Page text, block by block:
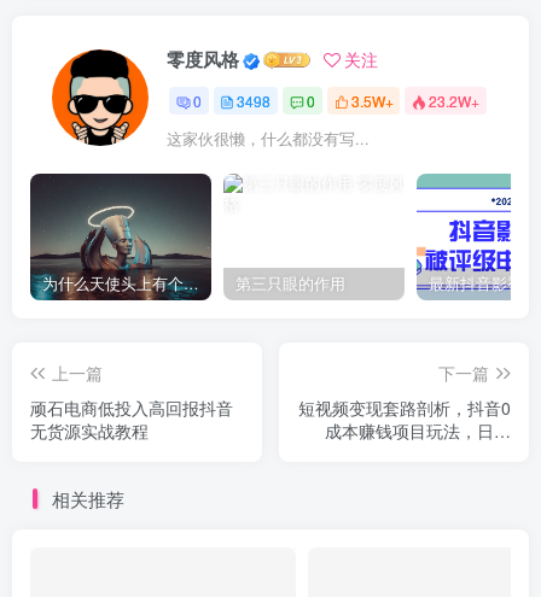
零度风格 关注
0 3498 0 3.5W+ 23.2W+
这家伙很懒，什么都没有写...
为什么天使头上有个圈？ 第三只眼的作用
上一篇
顽石电商低投入高回报抖音
无货源实战教程
下一篇
短视频变现套路剖析，抖音0
成本赚钱项目玩法，日入
相关推荐